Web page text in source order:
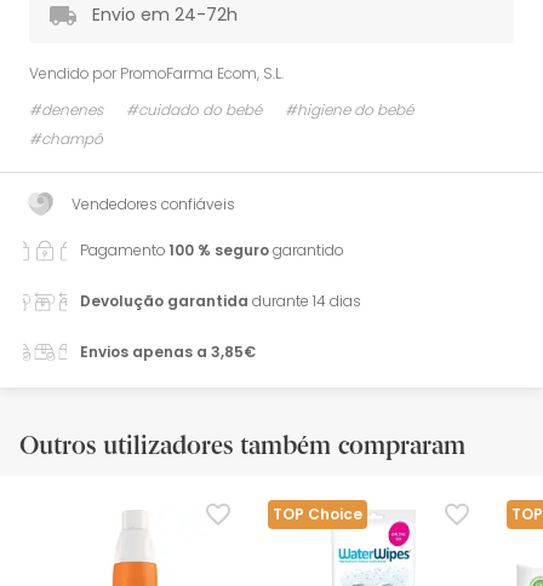
Envio em 24-72h
Vendido por PromoFarma Ecom, S.L.
#denenes
#cuidado do bebé
#higiene do bebé
#champô
Vendedores confiáveis
Pagamento100 % segurogarantido
Devolução garantida durante 14 dias
Envios apenas a 3,85€
Outros utilizadores também compraram
TOP Choice